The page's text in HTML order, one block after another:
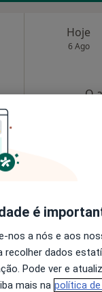
€
Hoje
6 Ago
O
Hoje
6 Ago
é
nos a nós e aos
recolher dados
Pode ver e
mais na política